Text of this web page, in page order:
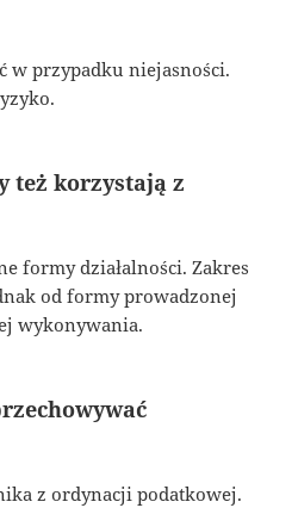
w przypadku niejasności.
też korzystają z
formy działalności. Zakres
od formy prowadzonej
wykonywania.
z ordynacji podatkowej.